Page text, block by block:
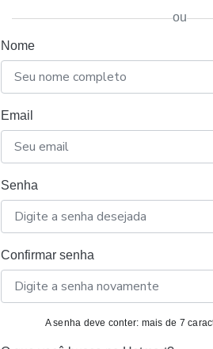
ou
Nome
Email
Senha
Confirmar senha
A senha deve conter: mais de 7